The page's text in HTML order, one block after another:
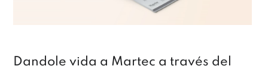
Dandole vida a Martec a través del